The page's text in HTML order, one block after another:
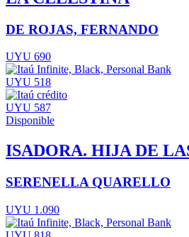
DE ROJAS, FERNANDO
UYU 690
UYU 518
UYU 587
Disponible
ISADORA. HIJA DE
SERENELLA QUARELLO
UYU 1.090